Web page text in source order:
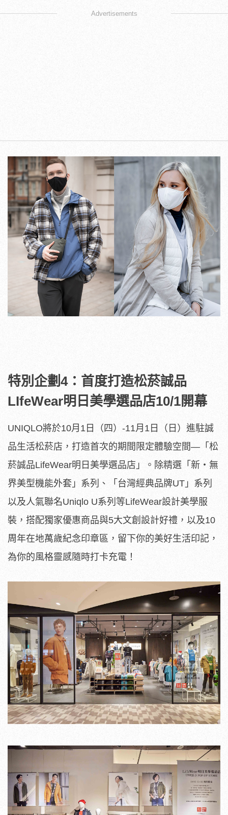
Advertisements
特別企劃4：首度打造松菸誠品
LIfeWear明日美學選品店10/1開幕
UNIQLO將於10月1日（四）-11月1日（日）進駐誠
品生活松菸店，打造首次的期間限定體驗空間—「松
菸誠品LifeWear明日美學選品店」。除精選「新・無
界美型機能外套」系列、「台灣經典品牌UT」系列
以及人氣聯名Uniqlo U系列等LifeWear設計美學服
裝，搭配獨家優惠商品與5大文創設計好禮，以及10
周年在地萬歲紀念印章區，留下你的美好生活印記，
為你的風格靈感隨時打卡充電！